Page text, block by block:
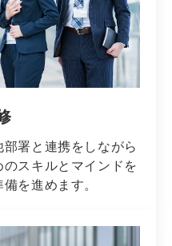
署と連携をしながら
スキルとマインドを
を進めます。